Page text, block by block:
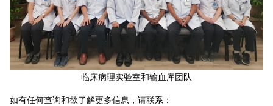
临床病理实验室和输血库团队
如有任何查询和欲了解更多信息，请联系：